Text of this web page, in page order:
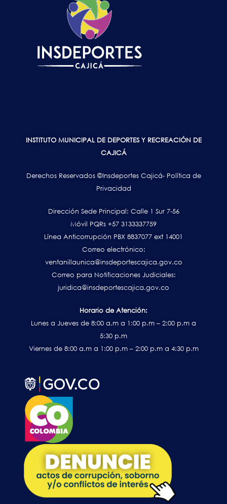
INSTITUTO MUNICIPAL DE DEPORTES Y RECREACIÓN DE
CAJICÁ
Derechos Reservados ©Insdeportes Cajicá- Política de
Privacidad
Dirección Sede Principal: Calle 1 Sur 7-56
Móvil PQRs +57 3133337759
Línea Anticorrupción PBX 8837077 ext 14001
Correo electrónico:
ventanillaunica@insdeportescajica.gov.co
Correo para Notificaciones Judiciales:
juridica@insdeportescajica.gov.co
Horario de Atención:
Lunes a Jueves de 8:00 a.m a 1:00 p.m – 2:00 p.m a
5:30 p.m
Viernes de 8:00 a.m a 1:00 p.m – 2:00 p.m a 4:30 p.m